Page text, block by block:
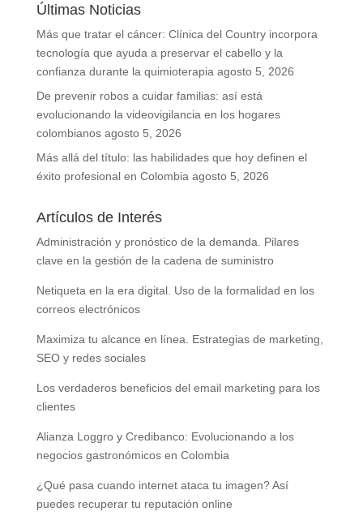
Últimas Noticias
Más que tratar el cáncer: Clínica del Country incorpora
tecnología que ayuda a preservar el cabello y la
confianza durante la quimioterapia agosto 5, 2026
De prevenir robos a cuidar familias: así está
evolucionando la videovigilancia en los hogares
colombianos agosto 5, 2026
Más allá del título: las habilidades que hoy definen el
éxito profesional en Colombia agosto 5, 2026
Artículos de Interés
Administración y pronóstico de la demanda. Pilares
clave en la gestión de la cadena de suministro
Netiqueta en la era digital. Uso de la formalidad en los
correos electrónicos
Maximiza tu alcance en línea. Estrategias de marketing,
SEO y redes sociales
Los verdaderos beneficios del email marketing para los
clientes
Alianza Loggro y Credibanco: Evolucionando a los
negocios gastronómicos en Colombia
¿Qué pasa cuando internet ataca tu imagen? Así
puedes recuperar tu reputación online